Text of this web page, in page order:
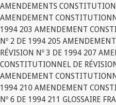
AMENDEMENTS
AMENDEMENT
1994 203 AMENDEMENT
Nº 2 DE 1994 205
RÉVISION Nº 3 DE 1994 207
CONSTITUTIONNEL DE
AMENDEMENT
1994 210 AMENDEMENT
Nº 6 DE 1994 211 GLOSSAIRE